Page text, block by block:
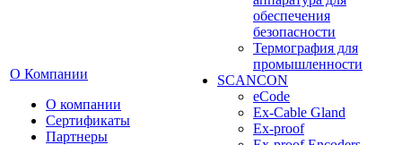
О Компании
О компании
Сертификаты
Партнеры
обеспечения
безопасности
Термография для
промышленности
SCANCON
eCode
Ex-Cable Gland
Ex-proof